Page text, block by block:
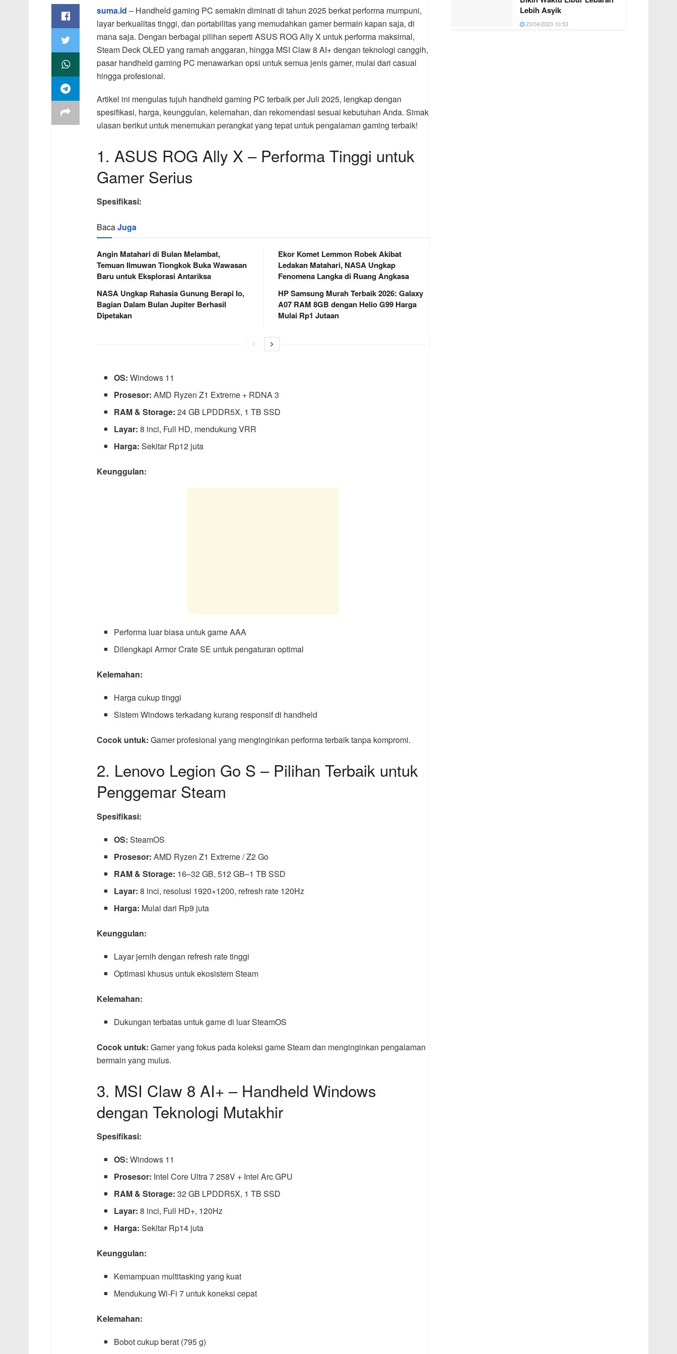
suma.id – Handheld gaming PC semakin diminati di tahun 2025 berkat performa mumpuni,
layar berkualitas tinggi, dan portabilitas yang memudahkan gamer bermain kapan saja, di
mana saja. Dengan berbagai pilihan seperti ASUS ROG Ally X untuk performa maksimal,
Steam Deck OLED yang ramah anggaran, hingga MSI Claw 8 AI+ dengan teknologi canggih,
pasar handheld gaming PC menawarkan opsi untuk semua jenis gamer, mulai dari casual
hingga profesional.
Artikel ini mengulas tujuh handheld gaming PC terbaik per Juli 2025, lengkap dengan
spesifikasi, harga, keunggulan, kelemahan, dan rekomendasi sesuai kebutuhan Anda. Simak
ulasan berikut untuk menemukan perangkat yang tepat untuk pengalaman gaming terbaik!
1. ASUS ROG Ally X – Performa Tinggi untuk
Gamer Serius
Spesifikasi:
BacaJuga
Angin Matahari di Bulan Melambat,
Temuan Ilmuwan Tiongkok Buka Wawasan
Baru untuk Eksplorasi Antariksa
NASA Ungkap Rahasia Gunung Berapi Io,
Bagian Dalam Bulan Jupiter Berhasil
Dipetakan
Ekor Komet Lemmon Robek Akibat
Ledakan Matahari, NASA Ungkap
Fenomena Langka di Ruang Angkasa
HP Samsung Murah Terbaik 2026: Galaxy
A07 RAM 8GB dengan Helio G99 Harga
Mulai Rp1 Jutaan
OS: Windows 11
Prosesor: AMD Ryzen Z1 Extreme + RDNA 3
RAM & Storage: 24 GB LPDDR5X, 1 TB SSD
Layar: 8 inci, Full HD, mendukung VRR
Harga: Sekitar Rp12 juta
Keunggulan:
Performa luar biasa untuk game AAA
Dilengkapi Armor Crate SE untuk pengaturan optimal
Kelemahan:
Harga cukup tinggi
Sistem Windows terkadang kurang responsif di handheld
Cocok untuk: Gamer profesional yang menginginkan performa terbaik tanpa kompromi.
2. Lenovo Legion Go S – Pilihan Terbaik untuk
Penggemar Steam
Spesifikasi:
OS: SteamOS
Prosesor: AMD Ryzen Z1 Extreme / Z2 Go
RAM & Storage: 16–32 GB, 512 GB–1 TB SSD
Layar: 8 inci, resolusi 1920×1200, refresh rate 120Hz
Harga: Mulai dari Rp9 juta
Keunggulan:
Layar jernih dengan refresh rate tinggi
Optimasi khusus untuk ekosistem Steam
Kelemahan:
Dukungan terbatas untuk game di luar SteamOS
Cocok untuk: Gamer yang fokus pada koleksi game Steam dan menginginkan pengalaman
bermain yang mulus.
3. MSI Claw 8 AI+ – Handheld Windows
dengan Teknologi Mutakhir
Spesifikasi:
OS: Windows 11
Prosesor: Intel Core Ultra 7 258V + Intel Arc GPU
RAM & Storage: 32 GB LPDDR5X, 1 TB SSD
Layar: 8 inci, Full HD+, 120Hz
Harga: Sekitar Rp14 juta
Keunggulan:
Kemampuan multitasking yang kuat
Mendukung Wi-Fi 7 untuk koneksi cepat
Kelemahan:
Bobot cukup berat (795 g)
Lebih Asyik
23/04/2023 10:53